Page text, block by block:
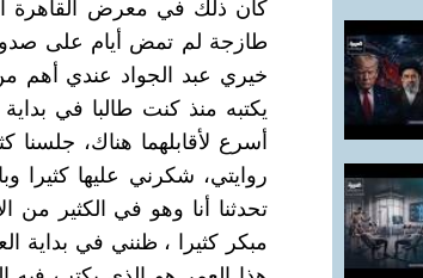
طازجة لم تمض أيام على
خيري عبد الجواد عندي أهم
يكتبه منذ كنت طالبا في بداية
أسرع لأقابلهما هناك،
روايتي، شكرني عليها كثيرا
تحدثنا أنا وهو في الكثير من
مبكر كثيرا ، ظنني في بداية